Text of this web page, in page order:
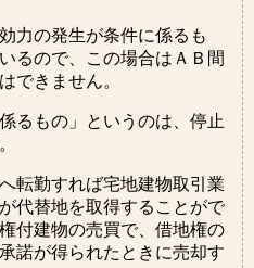
力の発生が条件に係るも
るので、この場合はＡＢ間
できません。
るもの」というのは、停止
転勤すれば宅地建物取引業
代替地を取得することがで
付建物の売買で、借地権の
諾が得られたときに売却す